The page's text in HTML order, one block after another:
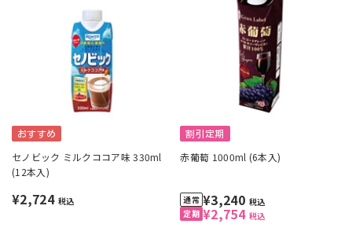
おすすめ
セノビック ミルクココア味 330ml
(12本入)
¥2,724 税込
割引定期
赤葡萄 1000ml (6本入)
¥2,754 税込
¥3,240 税込